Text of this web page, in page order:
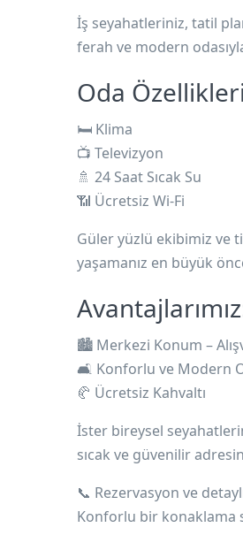
İş seyahatleriniz, tatil
ferah ve modern
Oda
🛏️ Klima
📺 Televizyon
🚿 24 Saat Sıcak Su
📶 Ücretsiz Wi-Fi
Güler yüzlü ekibimiz ve
yaşamanız en büyük
🏙️ Merkezi Konum –
🛋️ Konforlu ve Modern
🥐 Ücretsiz Kahvaltı
İster bireysel
sıcak ve güvenilir
📞 Rezervasyon ve
Konforlu bir konaklama